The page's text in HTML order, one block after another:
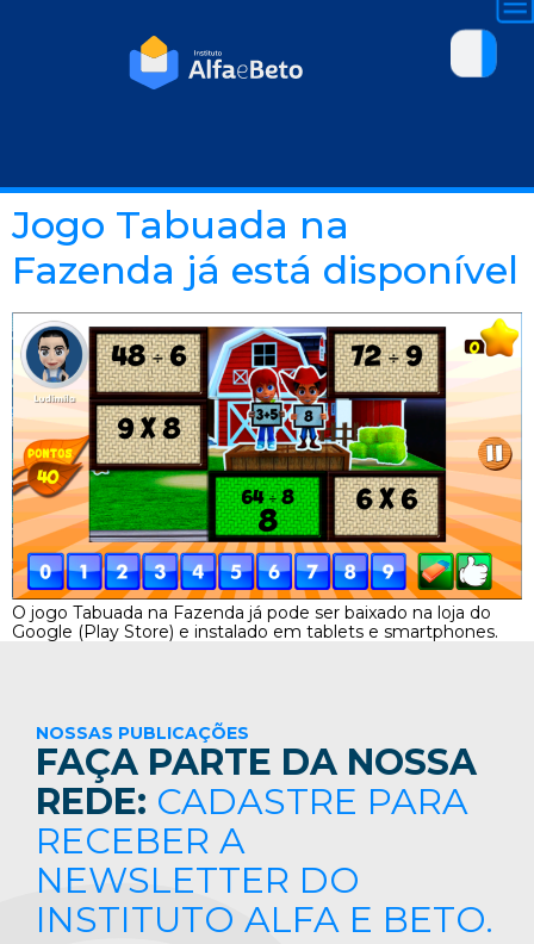
Jogo Tabuada na
Fazenda já está disponível
O jogo Tabuada na Fazenda já pode ser baixado na loja do
Google (Play Store) e instalado em tablets e smartphones.
NOSSAS PUBLICAÇÕES
FAÇA PARTE DA NOSSA
REDE: CADASTRE PARA
RECEBER A
NEWSLETTER DO
INSTITUTO ALFA E BETO.